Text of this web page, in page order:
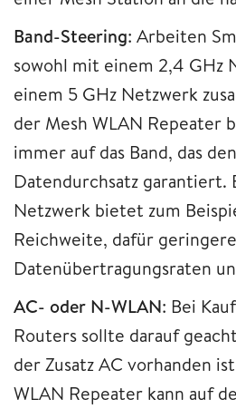
Band-Steering: Arbeiten
sowohl mit einem 2,4 GHz
einem 5 GHz Netzwerk
der Mesh WLAN Repeater
immer auf das Band, das
Datendurchsatz garantiert.
Netzwerk bietet zum
Reichweite, dafür geringere
Datenübertragungsraten
AC- oder N-WLAN: Bei
Routers sollte darauf
der Zusatz AC vorhanden
WLAN Repeater kann auf